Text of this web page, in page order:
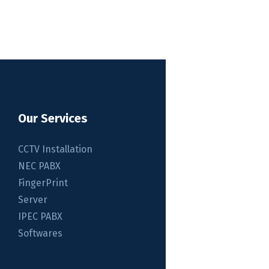
Our Services
CCTV Installation
NEC PABX
FingerPrint
Server
IPEC PABX
Softwares